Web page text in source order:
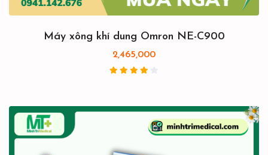
Máy xông khí dung Omron NE-C900
2,465,000